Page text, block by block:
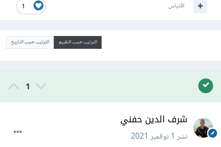
1 اقتباس
الترتيب حسب التقييم الترتيب حسب التاريخ
1
شرف الدين حفني
نشر1 نوفمبر 2021